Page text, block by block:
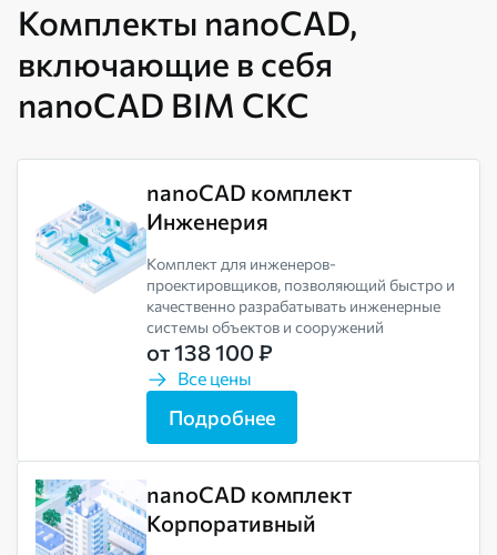
Комплекты nanoCAD,
включающие в себя
nanoCAD BIM СКС
nanoCAD комплект
Инженерия
Комплект для инженеров-
проектировщиков, позволяющий быстро и
качественно разрабатывать инженерные
системы объектов и сооружений
от 138 100 ₽
Все цены
Подробнее
nanoCAD комплект
Корпоративный